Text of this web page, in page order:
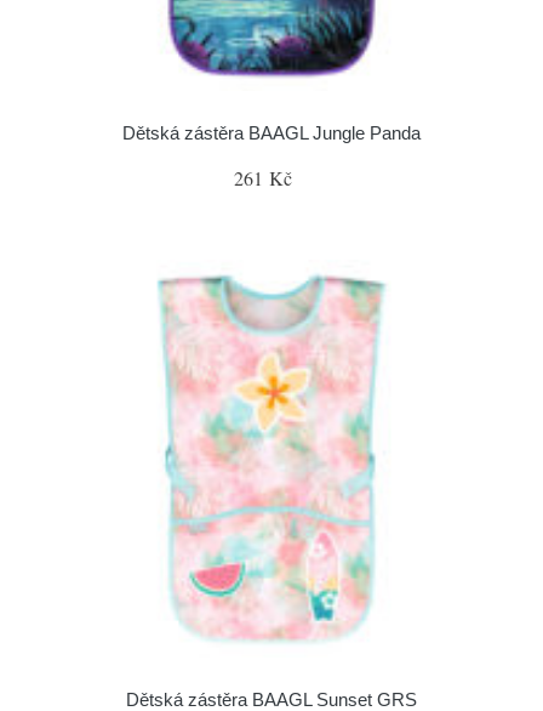
Dětská zástěra BAAGL Jungle Panda
261 Kč
Dětská zástěra BAAGL Sunset GRS